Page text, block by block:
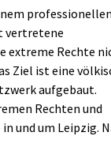
professionellen
vertretene
extreme Rechte
Ziel ist eine
aufgebaut.
Rechten und
und um Leipzig.